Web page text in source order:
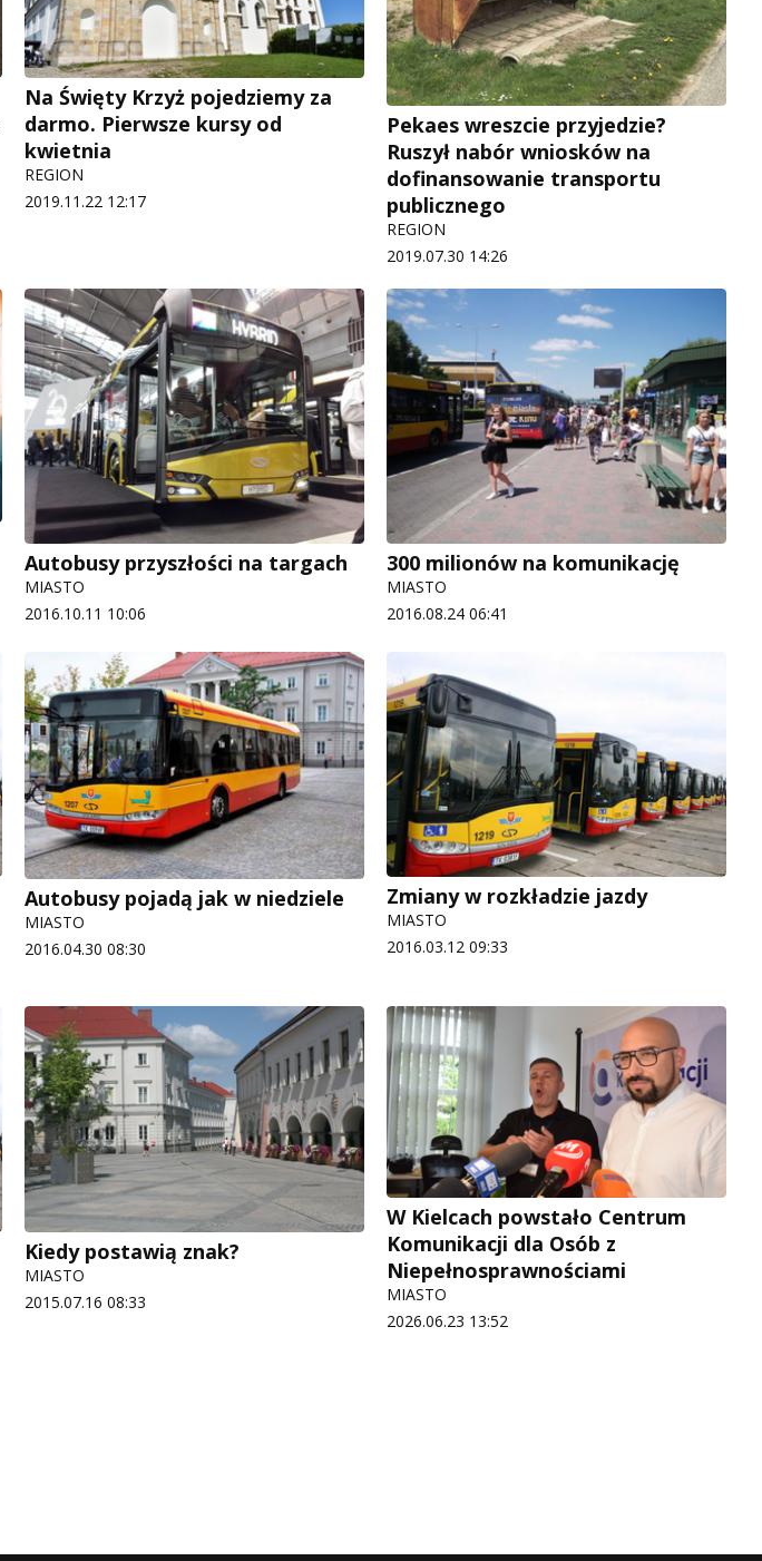
Na Święty Krzyż pojedziemy za
darmo. Pierwsze kursy od
kwietnia
REGION
2019.11.22 12:17
Pekaes wreszcie przyjedzie?
Ruszył nabór wniosków na
dofinansowanie transportu
publicznego
REGION
2019.07.30 14:26
Autobusy przyszłości na targach
MIASTO
2016.10.11 10:06
300 milionów na komunikację
MIASTO
2016.08.24 06:41
Autobusy pojadą jak w niedziele
MIASTO
2016.04.30 08:30
Zmiany w rozkładzie jazdy
MIASTO
2016.03.12 09:33
Kiedy postawią znak?
MIASTO
2015.07.16 08:33
W Kielcach powstało Centrum
Komunikacji dla Osób z
Niepełnosprawnościami
MIASTO
2026.06.23 13:52